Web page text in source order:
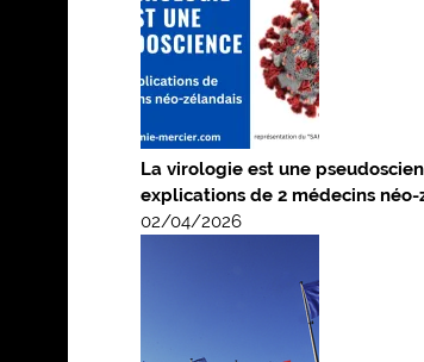
La virologie est une
explications de 2 médecins néo-
02/04/2026